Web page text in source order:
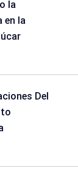
la
en la
Del